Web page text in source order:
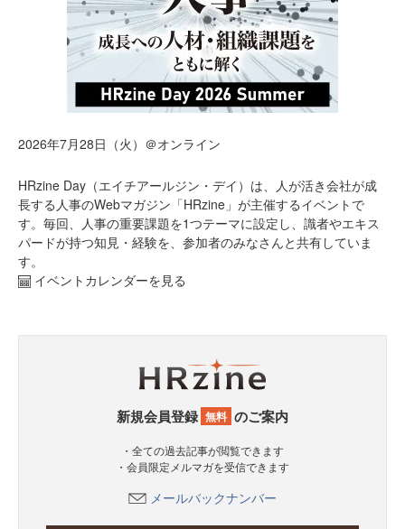
2026年7月28日（火）＠オンライン
HRzine Day（エイチアールジン・デイ）は、人が活き会社が成
長する人事のWebマガジン「HRzine」が主催するイベントで
す。毎回、人事の重要課題を1つテーマに設定し、識者やエキス
パードが持つ知見・経験を、参加者のみなさんと共有していま
す。
イベントカレンダーを見る
新規会員登録 無料 のご案内
・全ての過去記事が閲覧できます
・会員限定メルマガを受信できます
メールバックナンバー